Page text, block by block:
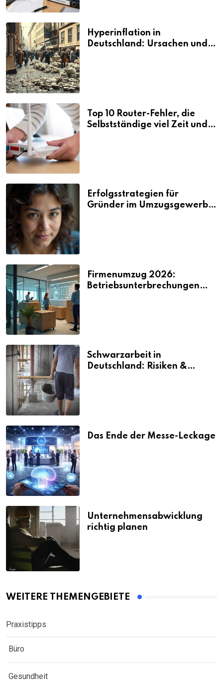
Hyperinflation in
Deutschland: Ursachen und
Top 10 Router-Fehler, die
Selbstständige viel Zeit und
Erfolgsstrategien für
Gründer im Umzugsgewerbe
Firmenumzug 2026:
Betriebsunterbrechungen
Schwarzarbeit in
Deutschland: Risiken &
Das Ende der Messe-Leckage
Unternehmensabwicklung
richtig planen
WEITERE THEMENGEBIETE
Praxistipps
Büro
Gesundheit